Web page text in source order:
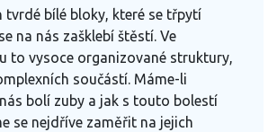
tvrdé bílé bloky, které se třpytí
na nás zašklebí štěstí. Ve
to vysoce organizované struktury,
součástí. Máme-li
bolí zuby a jak s touto bolestí
se nejdříve zaměřit na jejich